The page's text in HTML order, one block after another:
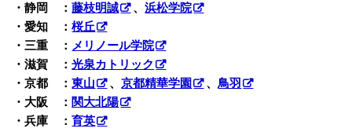
・静岡 ：藤枝明誠 、浜松学院
・愛知 ：桜丘
・三重 ： メリノール学院
・滋賀 ：光泉カトリック
・京都 ：東山 、京都精華学園 、鳥羽
・大阪 ： 関大北陽
・兵庫 ：育英